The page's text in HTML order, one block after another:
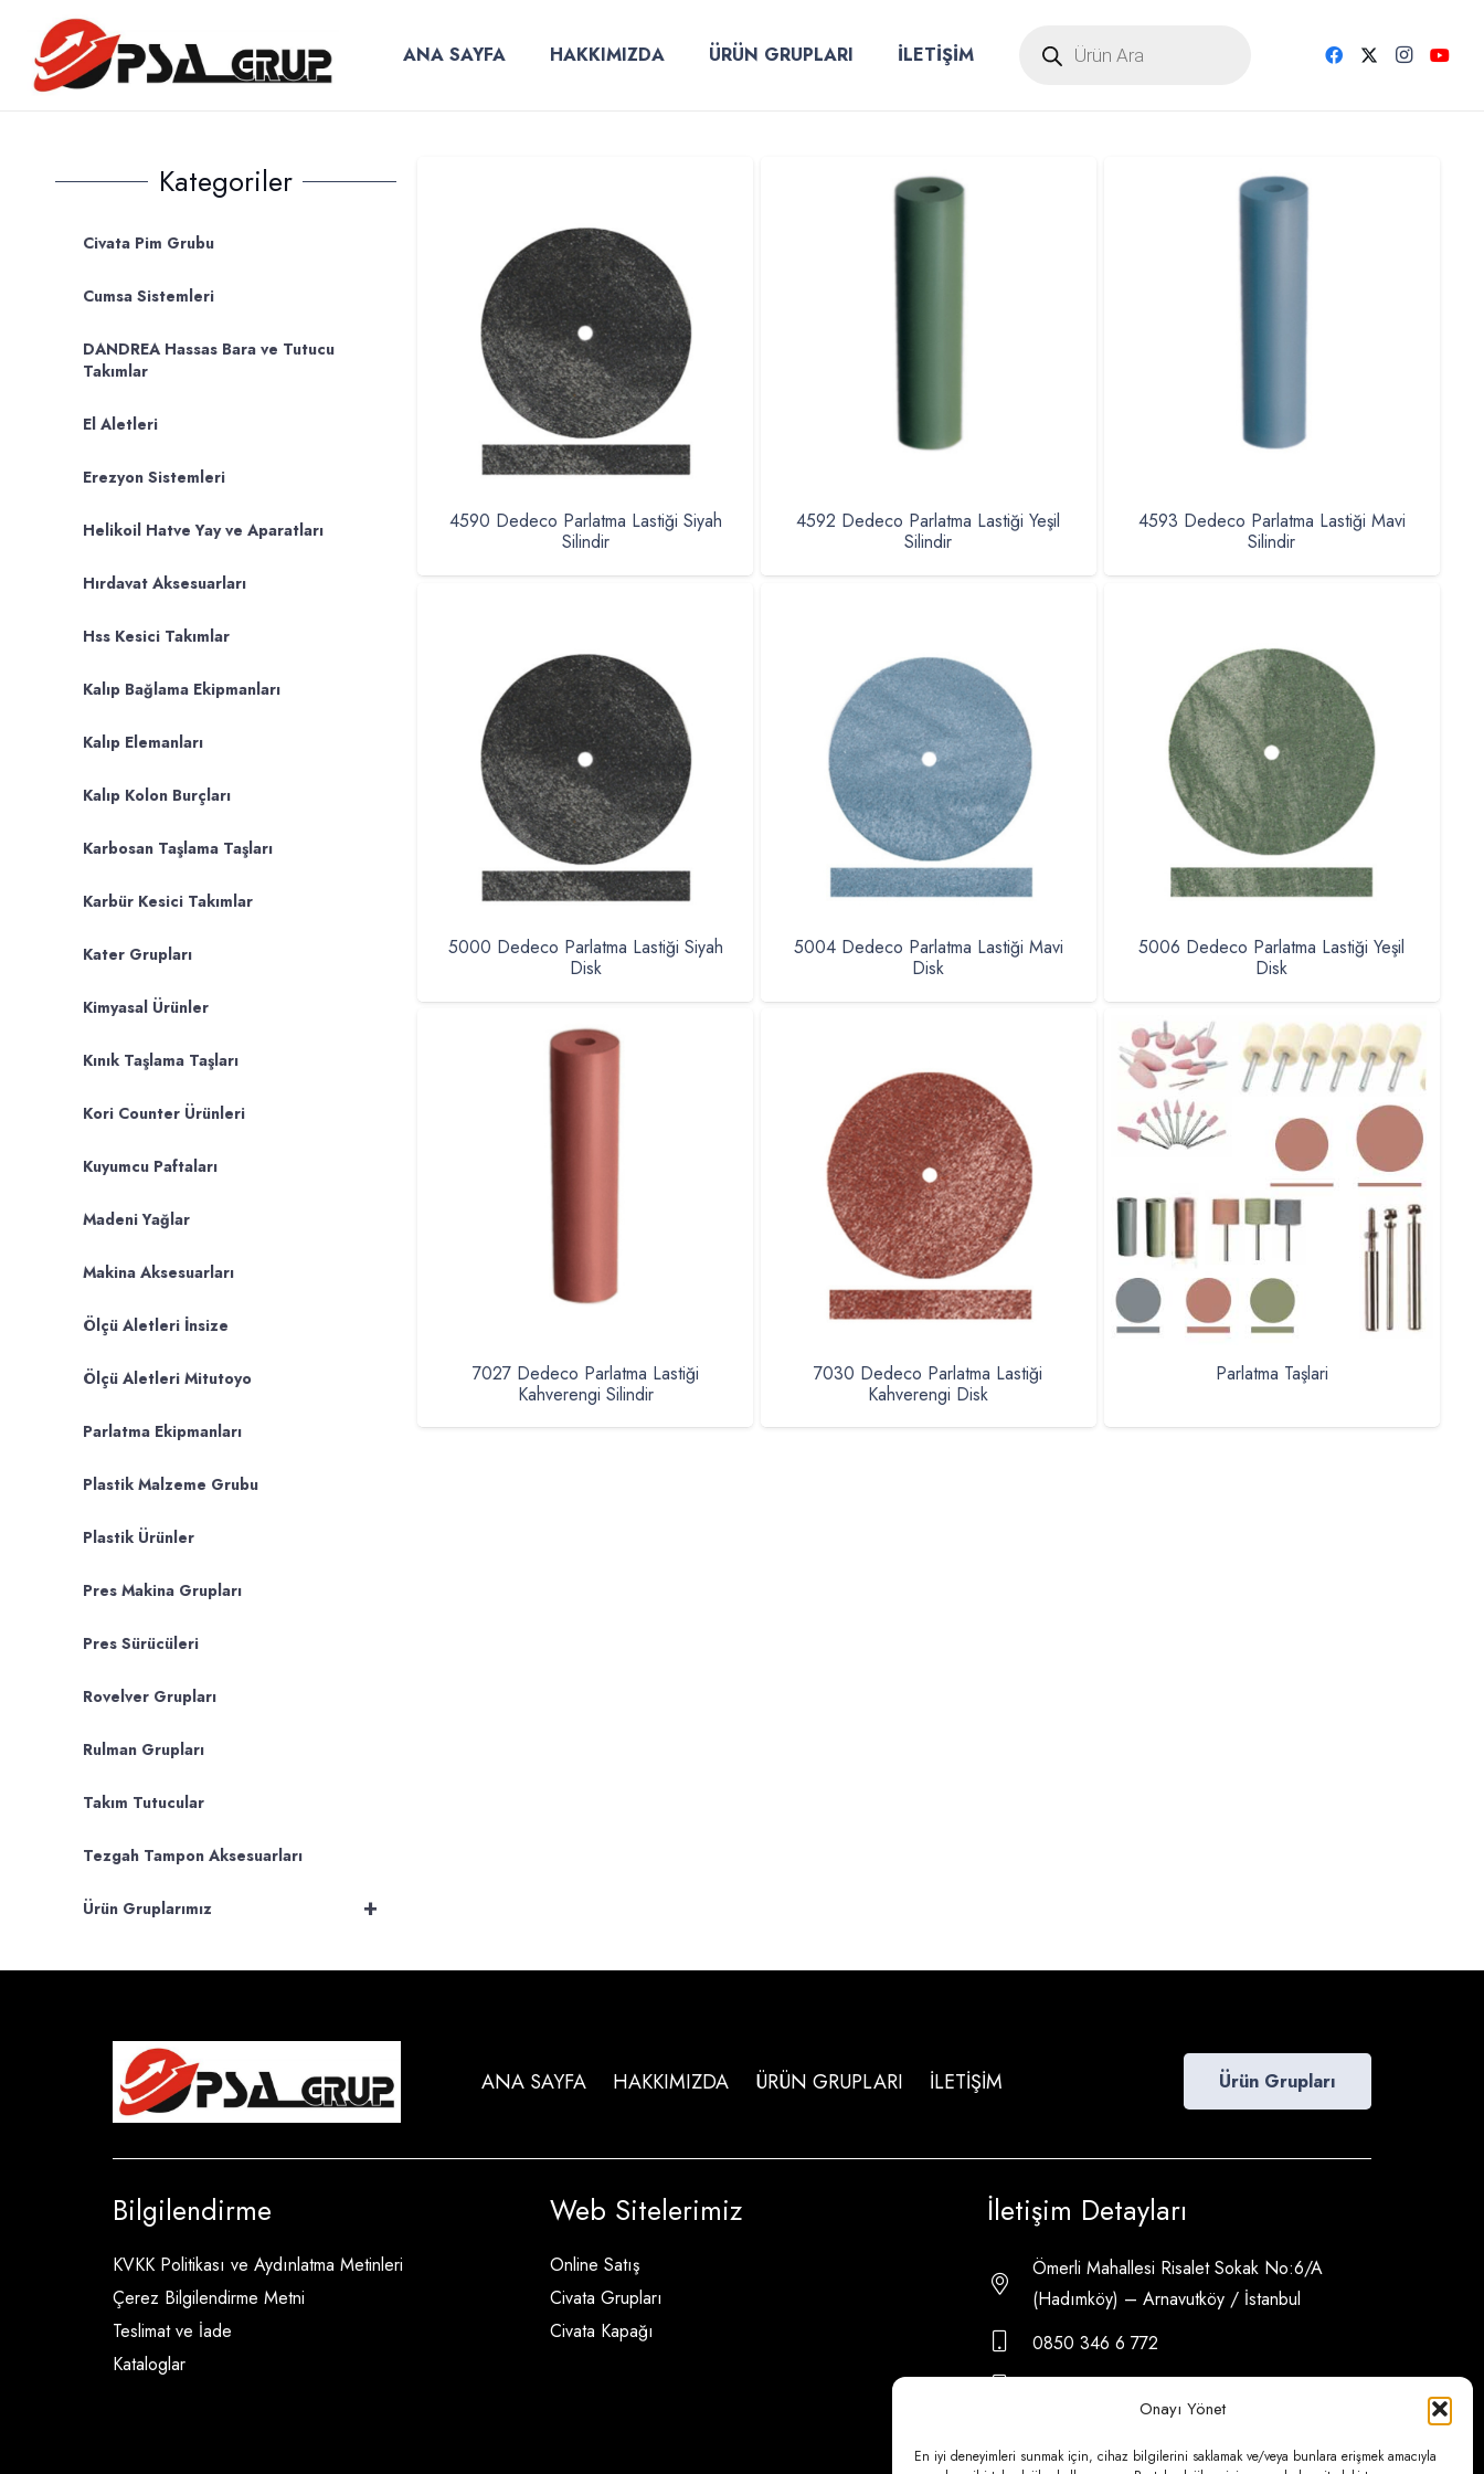
Onayı Yönet
En iyi deneyimleri sunmak için, cihaz bilgilerini saklamak ve/veya bunlara erişmek amacıyla
ANA SAYFA HAKKIMIZDA ÜRÜN GRUPLARI İLETİŞİM search
Kategoriler
Civata Pim Grubu
Cumsa Sistemleri
DANDREA Hassas Bara ve Tutucu
Takımlar
El Aletleri
Erezyon Sistemleri
Helikoil Hatve Yay ve Aparatları
Hırdavat Aksesuarları
Hss Kesici Takımlar
Kalıp Bağlama Ekipmanları
Kalıp Elemanları
Kalıp Kolon Burçları
Karbosan Taşlama Taşları
Karbür Kesici Takımlar
Kater Grupları
Kimyasal Ürünler
Kınık Taşlama Taşları
Kori Counter Ürünleri
Kuyumcu Paftaları
Madeni Yağlar
Makina Aksesuarları
Ölçü Aletleri İnsize
Ölçü Aletleri Mitutoyo
Parlatma Ekipmanları
Plastik Malzeme Grubu
Plastik Ürünler
Pres Makina Grupları
Pres Sürücüleri
Rovelver Grupları
Rulman Grupları
Takım Tutucular
Tezgah Tampon Aksesuarları
+
Ürün Gruplarımız
4590 Dedeco Parlatma Lastiği Siyah
Silindir
4592 Dedeco Parlatma Lastiği Yeşil
Silindir
4593 Dedeco Parlatma Lastiği Mavi
Silindir
5000 Dedeco Parlatma Lastiği Siyah
Disk
5004 Dedeco Parlatma Lastiği Mavi
Disk
5006 Dedeco Parlatma Lastiği Yeşil
Disk
7027 Dedeco Parlatma Lastiği
Kahverengi Silindir
7030 Dedeco Parlatma Lastiği
Kahverengi Disk
Parlatma Taşlari
ANA SAYFA HAKKIMIZDA ÜRÜN GRUPLARI İLETİŞİM Ürün Grupları
Bilgilendirme
KVKK Politikası ve Aydınlatma Metinleri
Çerez Bilgilendirme Metni
Teslimat ve İade
Kataloglar
Web Sitelerimiz
Online Satış
Civata Grupları
Civata Kapağı
İletişim Detayları
Ömerli Mahallesi Risalet Sokak No:6/A
(Hadımköy) – Arnavutköy / İstanbul
0850 346 6 772